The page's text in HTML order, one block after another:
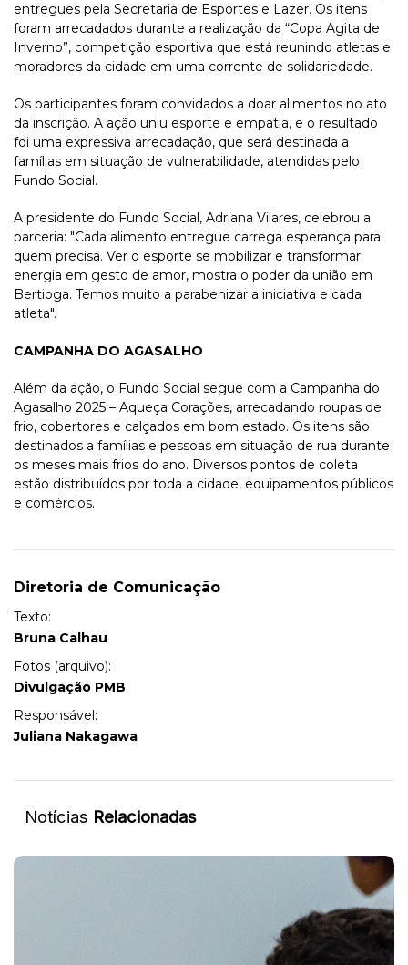
entregues pela Secretaria de Esportes e Lazer. Os itens
foram arrecadados durante a realização da “Copa Agita de
Inverno”, competição esportiva que está reunindo atletas e
moradores da cidade em uma corrente de solidariedade.
Os participantes foram convidados a doar alimentos no ato
da inscrição. A ação uniu esporte e empatia, e o resultado
foi uma expressiva arrecadação, que será destinada a
famílias em situação de vulnerabilidade, atendidas pelo
Fundo Social.
A presidente do Fundo Social, Adriana Vilares, celebrou a
parceria: "Cada alimento entregue carrega esperança para
quem precisa. Ver o esporte se mobilizar e transformar
energia em gesto de amor, mostra o poder da união em
Bertioga. Temos muito a parabenizar a iniciativa e cada
atleta".
CAMPANHA DO AGASALHO
Além da ação, o Fundo Social segue com a Campanha do
Agasalho 2025 – Aqueça Corações, arrecadando roupas de
frio, cobertores e calçados em bom estado. Os itens são
destinados a famílias e pessoas em situação de rua durante
os meses mais frios do ano. Diversos pontos de coleta
estão distribuídos por toda a cidade, equipamentos públicos
e comércios.
Diretoria de Comunicação
Texto:
Bruna Calhau
Fotos (arquivo):
Divulgação PMB
Responsável:
Juliana Nakagawa
Notícias Relacionadas